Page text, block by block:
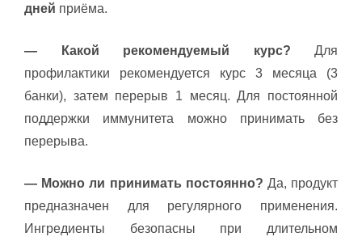
дней приёма.
— Какой рекомендуемый курс? Для
профилактики рекомендуется курс 3 месяца (3
банки), затем перерыв 1 месяц. Для постоянной
поддержки иммунитета можно принимать без
перерыва.
— Можно ли принимать постоянно? Да, продукт
предназначен для регулярного применения.
Ингредиенты безопасны при длительном